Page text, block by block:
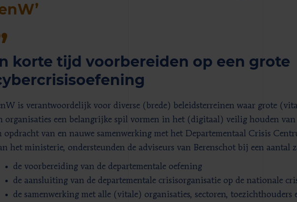
korte tijd voorbereiden op een grote
is verantwoordelijk voor diverse (brede) beleidsterreinen waar grote
organisaties een belangrijke spil vormen in het (digitaal) veilig houden
opdracht van en nauwe samenwerking met het Departementaal Crisis
het ministerie, ondersteunden de adviseurs van Berenschot bij een aantal
de voorbereiding van de departementale oefening
de aansluiting van de departementale crisisorganisatie op de nationale
de samenwerking met alle (vitale) organisaties, sectoren, toezichthouders